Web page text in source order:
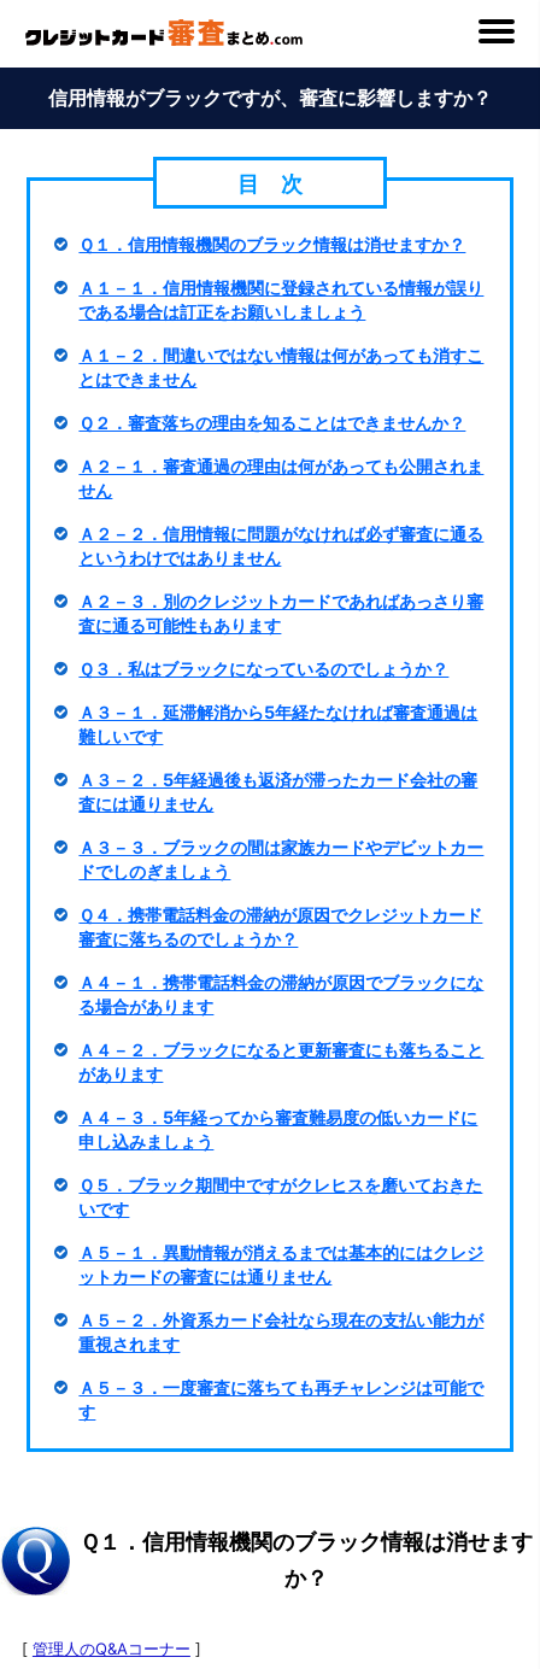
信用情報がブラックですが、審査に影響しますか？
Ｑ１．信用情報機関のブラック情報は消せますか？
Ａ１－１．信用情報機関に登録されている情報が誤り
である場合は訂正をお願いしましょう
Ａ１－２．間違いではない情報は何があっても消すこ
とはできません
Ｑ２．審査落ちの理由を知ることはできませんか？
Ａ２－１．審査通過の理由は何があっても公開されま
せん
Ａ２－２．信用情報に問題がなければ必ず審査に通る
というわけではありません
Ａ２－３．別のクレジットカードであればあっさり審
査に通る可能性もあります
Ｑ３．私はブラックになっているのでしょうか？
Ａ３－１．延滞解消から5年経たなければ審査通過は
難しいです
Ａ３－２．5年経過後も返済が滞ったカード会社の審
査には通りません
Ａ３－３．ブラックの間は家族カードやデビットカー
ドでしのぎましょう
Ｑ４．携帯電話料金の滞納が原因でクレジットカード
審査に落ちるのでしょうか？
Ａ４－１．携帯電話料金の滞納が原因でブラックにな
る場合があります
Ａ４－２．ブラックになると更新審査にも落ちること
があります
Ａ４－３．5年経ってから審査難易度の低いカードに
申し込みましょう
Ｑ５．ブラック期間中ですがクレヒスを磨いておきた
いです
Ａ５－１．異動情報が消えるまでは基本的にはクレジ
ットカードの審査には通りません
Ａ５－２．外資系カード会社なら現在の支払い能力が
重視されます
Ａ５－３．一度審査に落ちても再チャレンジは可能で
す
Ｑ１．信用情報機関のブラック情報は消せます
か？
[ 管理人のQ&Aコーナー ]